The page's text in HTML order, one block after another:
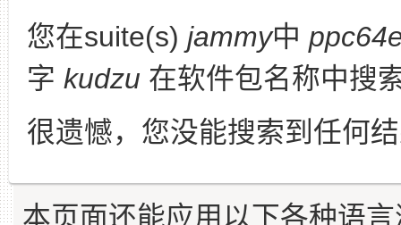
您在suite(s) jammy中
字 kudzu 在软件包名称中搜
很遗憾，您没能搜索到任何
本页面还能应用以下各种语